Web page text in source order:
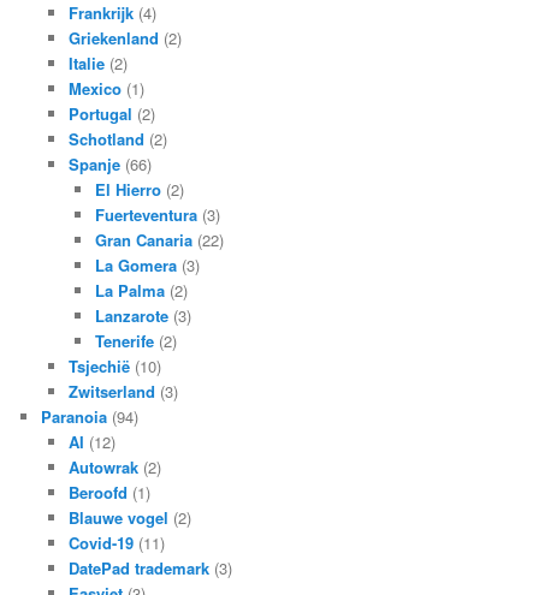
Frankrijk(4)
Griekenland (2)
Italie(2)
Mexico(1)
Portugal (2)
Schotland (2)
Spanje(66)
El Hierro (2)
Fuerteventura (3)
Gran Canaria (22)
La Gomera (3)
La Palma (2)
Lanzarote (3)
Tenerife (2)
Tsjechië(10)
Zwitserland (3)
Paranoia (94)
AI (12)
Autowrak(2)
Beroofd (1)
Blauwe vogel (2)
Covid-19(11)
DatePad trademark(3)